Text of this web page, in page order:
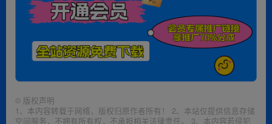
© 版权声明
1、本内容转载于网络，版权归原作者所有！ 2、本站仅提供信息存储
空间服务，不拥有所有权，不承担相关法律责任。 3、本内容若侵犯